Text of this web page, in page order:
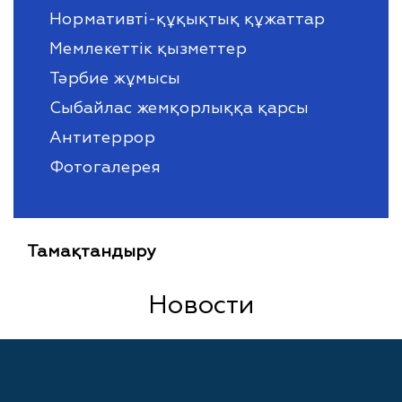
Нормативті-құқықтық құжаттар
Мемлекеттік қызметтер
Тәрбие жұмысы
Сыбайлас жемқорлыққа қарсы
Антитеррор
Фотогалерея
Тамақтандыру
Новости